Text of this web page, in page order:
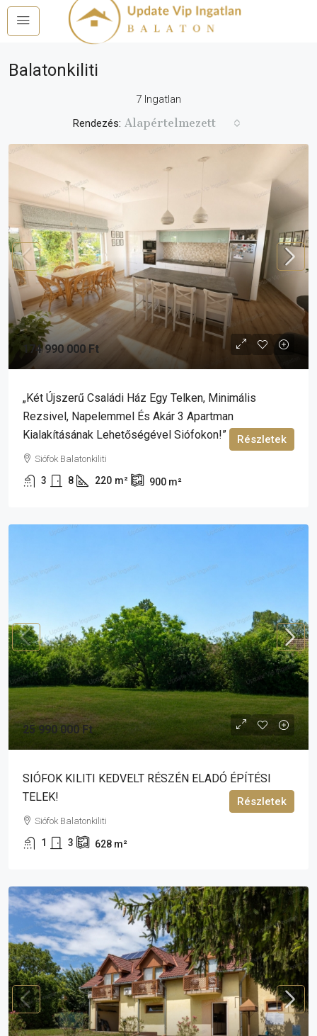
Balatonkiliti
7 Ingatlan
Rendezés: Alapértelmezett
174 990 000 Ft
„Két Újszerű Családi Ház Egy Telken, Minimális
Rezsivel, Napelemmel És Akár 3 Apartman
Kialakításának Lehetőségével Siófokon!”
Siófok Balatonkiliti
3 8 220 m² 900 m²
Részletek
25 990 000 Ft
SIÓFOK KILITI KEDVELT RÉSZÉN ELADÓ ÉPÍTÉSI
TELEK!
Siófok Balatonkiliti
1 3 628 m²
Részletek